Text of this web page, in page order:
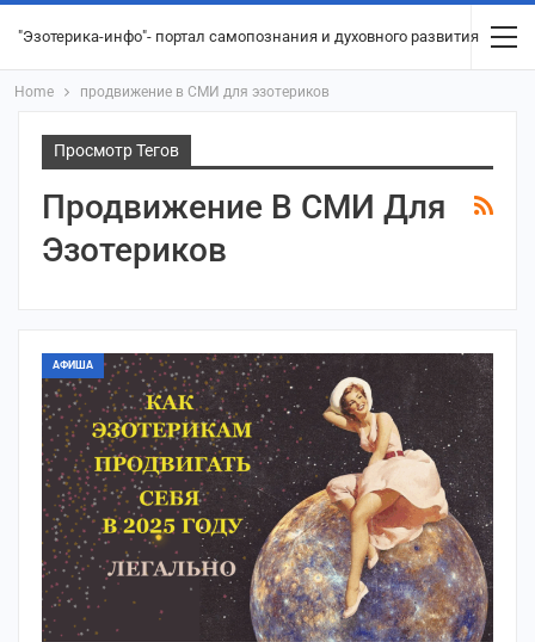
"Эзотерика-инфо"- портал самопознания и духовного развития
Home продвижение в СМИ для эзотериков
Просмотр Тегов
Продвижение В СМИ Для
Эзотериков
АФИША